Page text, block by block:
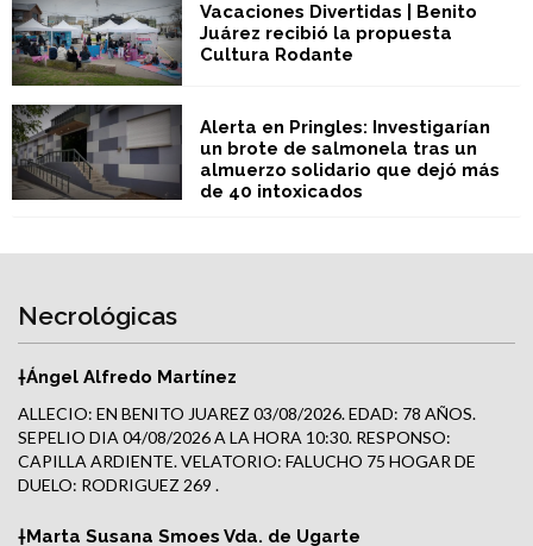
Vacaciones Divertidas | Benito
Juárez recibió la propuesta
Cultura Rodante
Alerta en Pringles: Investigarían
un brote de salmonela tras un
almuerzo solidario que dejó más
de 40 intoxicados
Necrológicas
†Ángel Alfredo Martínez
ALLECIO: EN BENITO JUAREZ 03/08/2026. EDAD: 78 AÑOS.
SEPELIO DIA 04/08/2026 A LA HORA 10:30. RESPONSO:
CAPILLA ARDIENTE. VELATORIO: FALUCHO 75 HOGAR DE
DUELO: RODRIGUEZ 269 .
†Marta Susana Smoes Vda. de Ugarte